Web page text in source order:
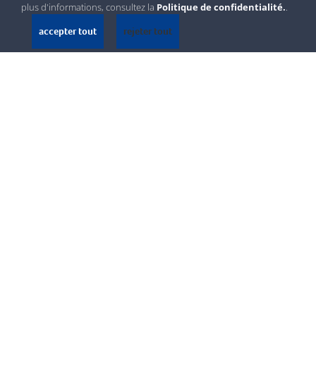
plus d'informations, consultez la Politique de confidentialité..
accepter tout rejeter tout